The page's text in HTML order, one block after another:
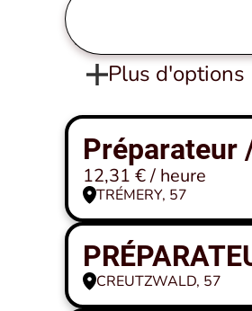
Plus d'options
Préparateur
12,31 € / heure
TRÉMERY, 57
CREUTZWALD, 57